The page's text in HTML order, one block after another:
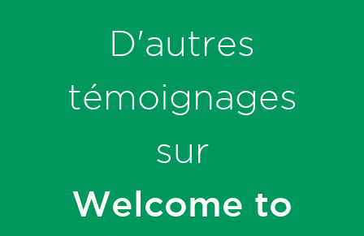
D'autres
témoignages
sur
Welcome to